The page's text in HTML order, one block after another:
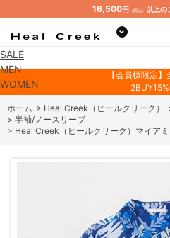
16,500円 （税込） 以上の
SALE
MEN
WOMEN
【会員様限定
ホーム > Heal Creek（ヒールクリーク）
> 半袖/ノースリーブ
> Heal Creek（ヒールクリーク）マイア